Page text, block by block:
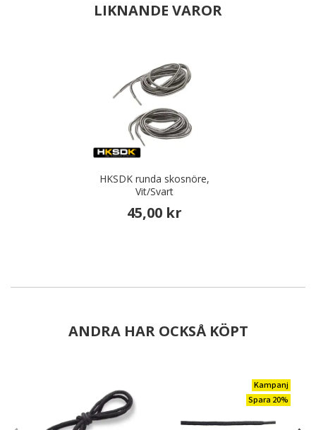
LIKNANDE VAROR
HKSDK runda skosnöre,
Vit/Svart
45,00 kr
ANDRA HAR OCKSÅ KÖPT
Kampanj
Spara 20%